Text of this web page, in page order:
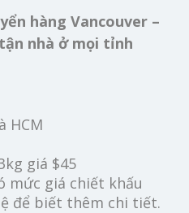
hàng Vancouver –
nhà ở mọi tỉnh
HCM
giá $45
mức giá chiết khấu
để biết thêm chi tiết.